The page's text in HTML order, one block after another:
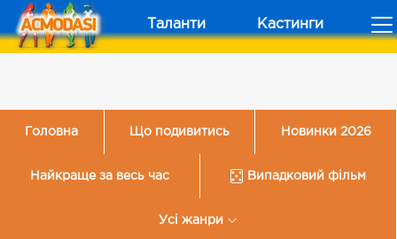
Таланти Кастинги
Головна Що подивитись Новинки 2026
Найкраще за весь час Випадковий фільм
Усі жанри